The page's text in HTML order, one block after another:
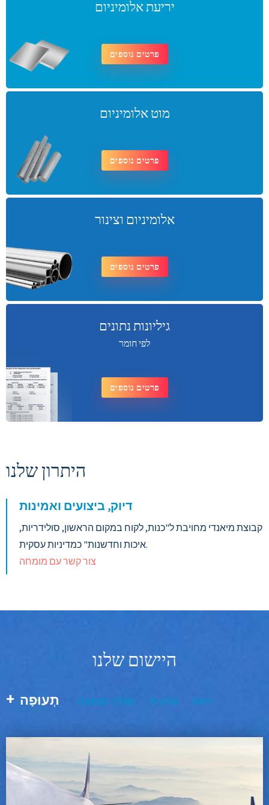
יריעת אלומיניום
פרטים נוספים
מוט אלומיניום
פרטים נוספים
אלומיניום וצינור
פרטים נוספים
גיליונות נתונים
לפי חומר
פרטים נוספים
היתרון שלנו
דיוק, ביצועים ואמינות
קבוצת מיאנדי מחויבת ל"כנות, לקוח במקום הראשון, סולידריות,
איכות וחדשנות" כמדיניות עסקית.
צור קשר עם מומחה
היישום שלנו
תְעוּפָה מוֹלִיך לְמֶחֱצָה מְכוֹנִית ניווט